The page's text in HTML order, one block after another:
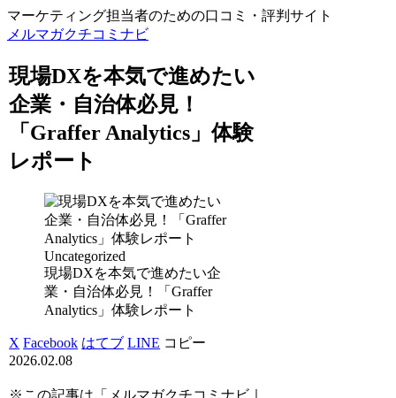
マーケティング担当者のための口コミ・評判サイト
メルマガクチコミナビ
現場DXを本気で進めたい
企業・自治体必見！
「Graffer Analytics」体験
レポート
Uncategorized
現場DXを本気で進めたい企
業・自治体必見！「Graffer
Analytics」体験レポート
X Facebook はてブ LINE コピー
2026.02.08
※この記事は「メルマガクチコミナビ｜